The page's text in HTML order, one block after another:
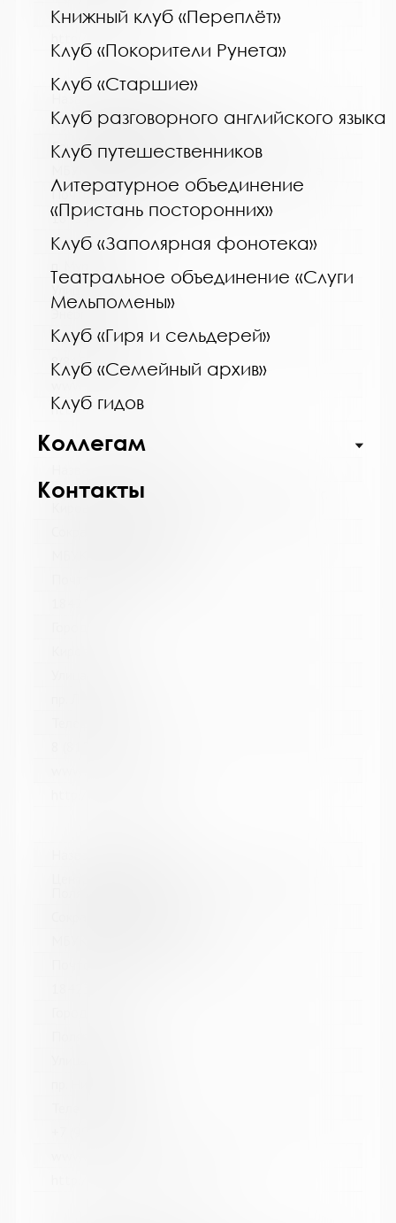
Книжный клуб «Переплёт»
Клуб «Покорители Рунета»
Клуб «Старшие»
Клуб разговорного английского языка
Клуб путешественников
Литературное объединение
«Пристань посторонних»
Клуб «Заполярная фонотека»
Театральное объединение «Слуги
Мельпомены»
Клуб «Гиря и сельдерей»
Клуб «Семейный архив»
Клуб гидов
Коллегам
Контакты
www:
Название библиотеки:
Мурмашинская городская библиотека
Сокращенное название:
Почтовый индекс:
184355
Город:
Улица, дом:
Энергетиков, 7
Телефон:
8(81553) 6-36-69
http://murmashi-library.ru/
"Централизованная библиотечная система" г.